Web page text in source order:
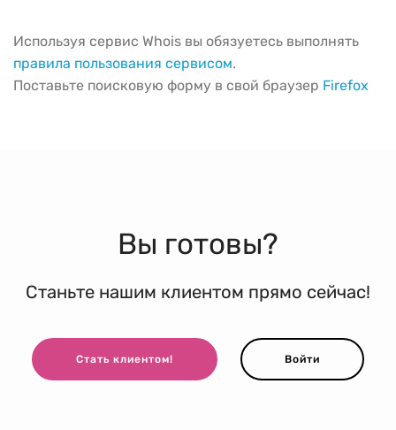
Используя сервис Whois вы обязуетесь выполнять
правила пользования сервисом.
Поставьте поисковую форму в свой браузер Firefox
Вы готовы?
Станьте нашим клиентом прямо сейчас!
Стать клиентом! Войти